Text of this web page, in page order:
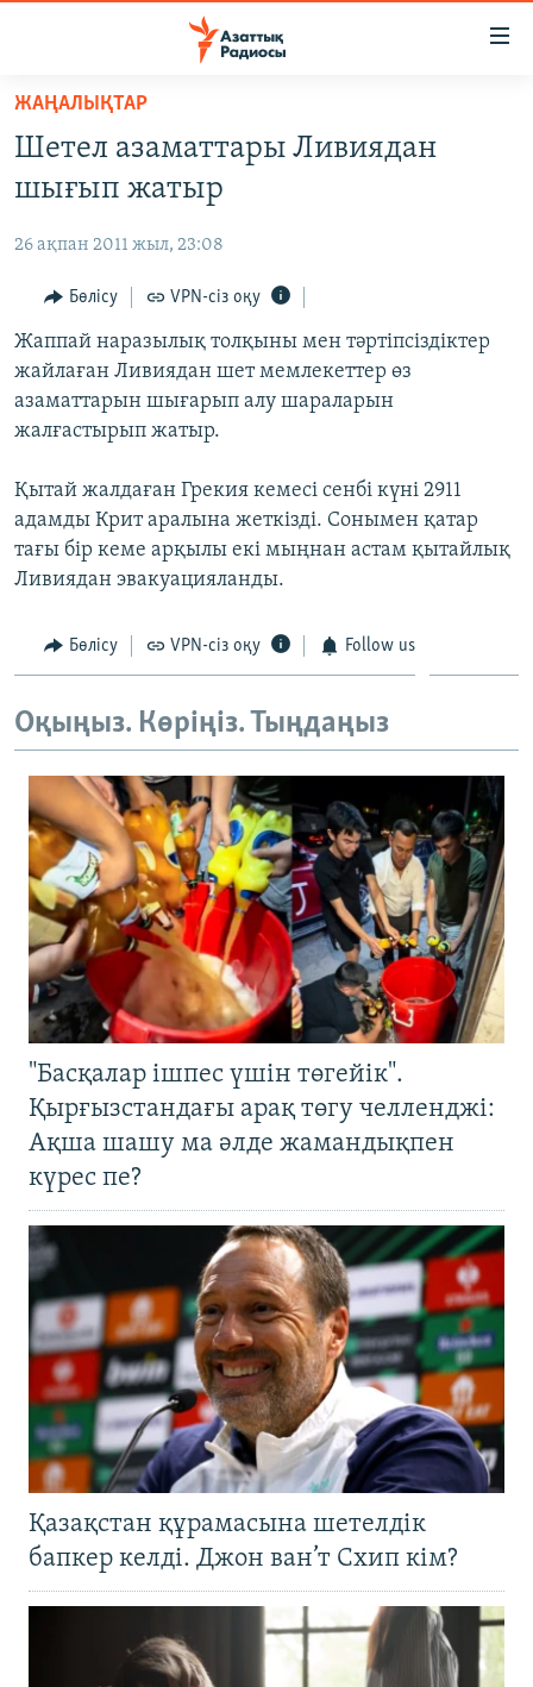
Skip
main
content
to
Navigation
Skip
to
Search
ҚАҢТАР ОҚИҒАСЫ
АДАМ ҚҰҚЫҚТАРЫ
ӘЛЕУМЕТ
ӘЛЕМ
АРНАЙЫ ЖОБАЛАР
Русский
ЖАЗЫЛЫҢЫЗ
ЖАҢАЛЫҚТАР
Шетел азаматтары Ливиядан
шығып жатыр
26 ақпан 2011 жыл, 23:08
Бөлісу VPN-сіз оқу
Жаппай наразылық толқыны мен тәртіпсіздіктер
жайлаған Ливиядан шет мемлекеттер өз
азаматтарын шығарып алу шараларын
жалғастырып жатыр.
Қытай жалдаған Грекия кемесі сенбі күні 2911
адамды Крит аралына жеткізді. Сонымен қатар
тағы бір кеме арқылы екі мыңнан астам қытайлық
Ливиядан эвакуацияланды.
Бөлісу VPN-сіз оқу Follow us
Оқыңыз. Көріңіз. Тыңдаңыз
"Басқалар ішпес үшін төгейік".
Қырғызстандағы арақ төгу челленджі:
Ақша шашу ма әлде жамандықпен
күрес пе?
Қазақстан құрамасына шетелдік
бапкер келді. Джон ван’т Схип кім?